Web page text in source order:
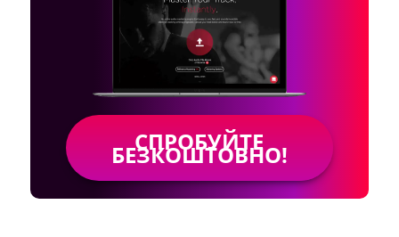
СПРОБУЙТЕ
БЕЗКОШТОВНО!